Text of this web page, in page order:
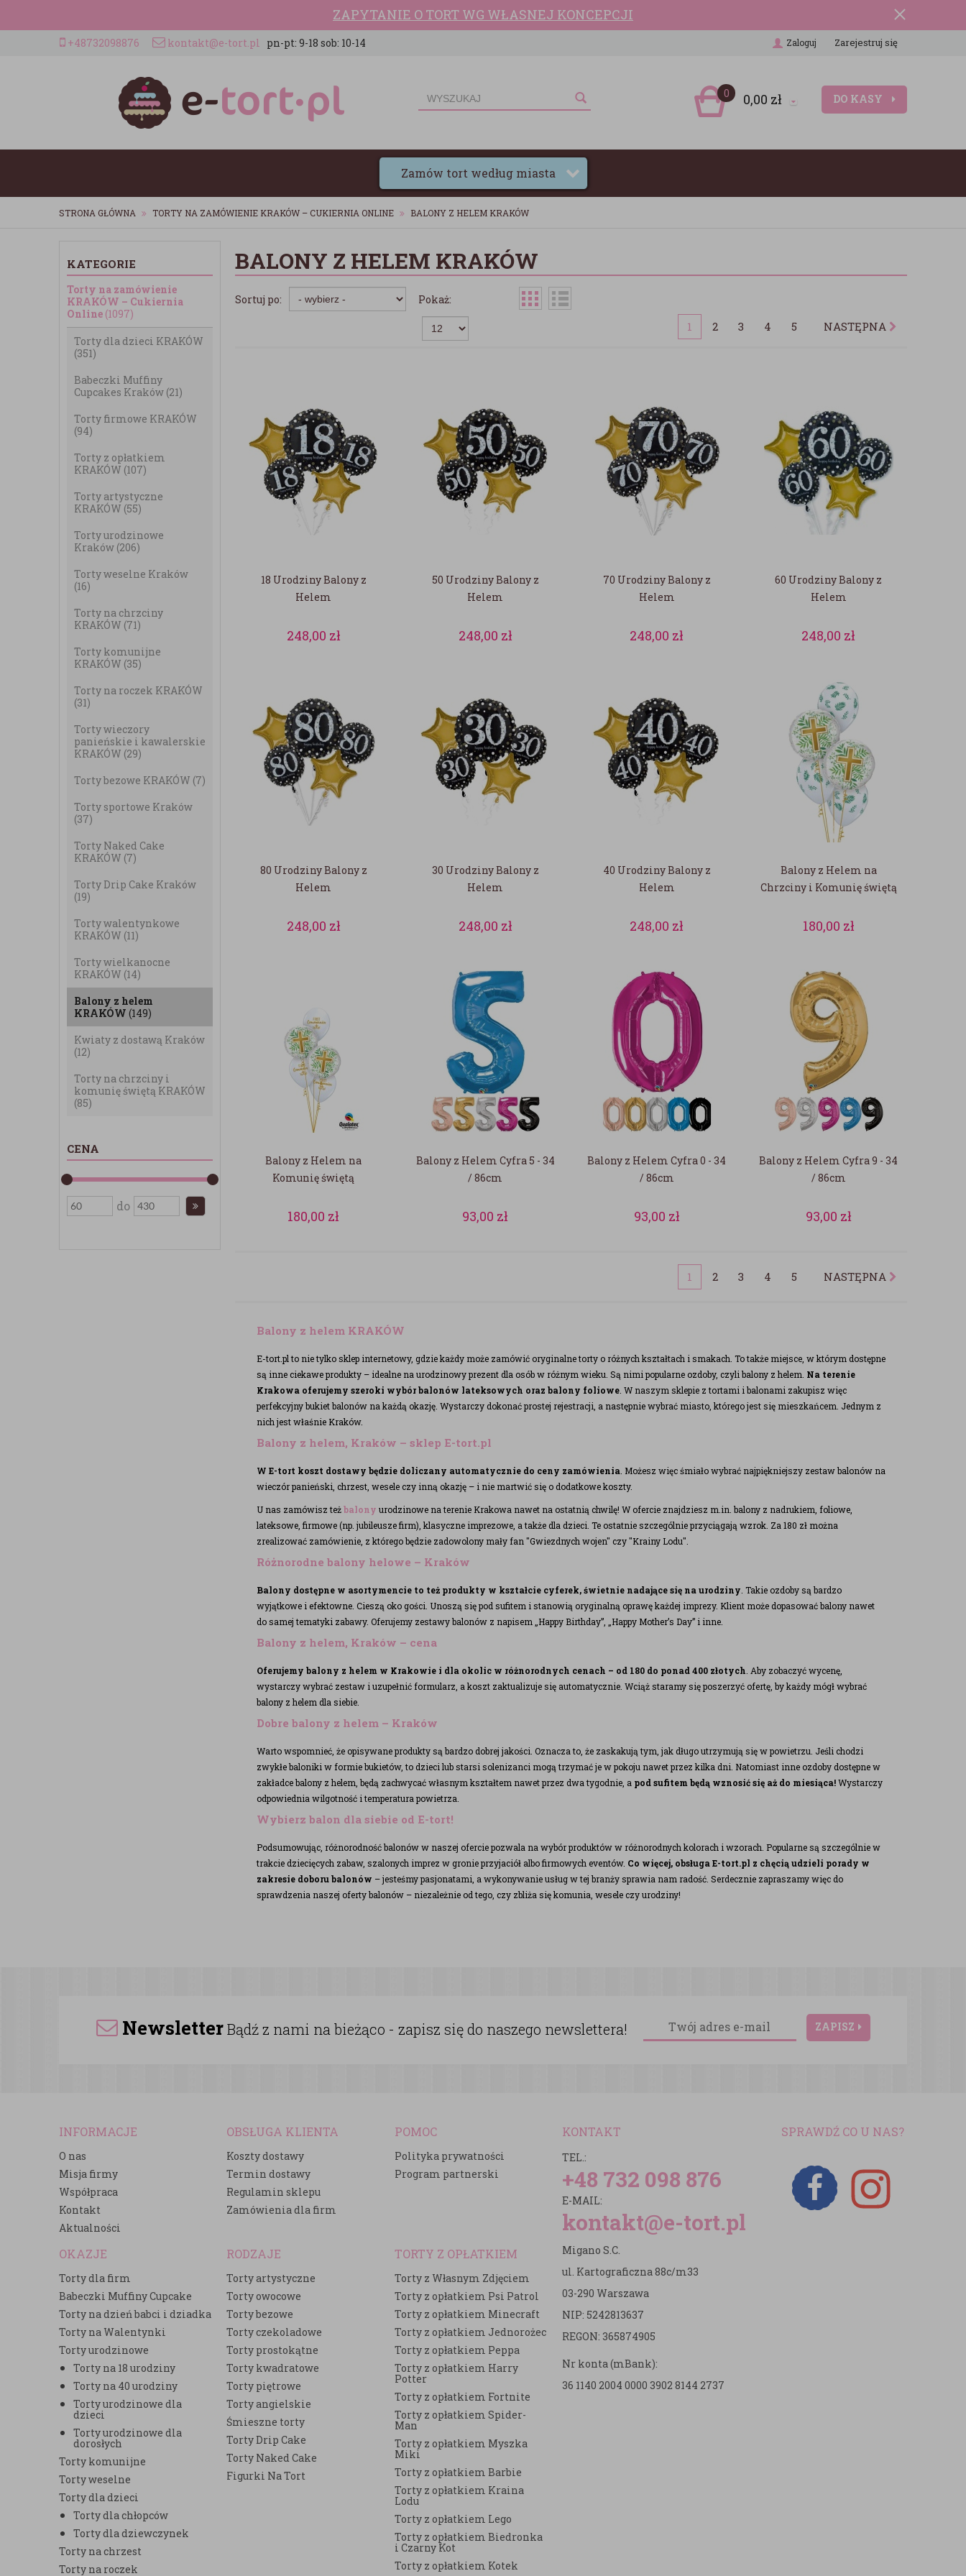
ZAPYTANIE O TORT WG WŁASNEJ KONCEPCJI
+48732098876 kontakt@e-tort.pl pn-pt: 9-18 sob: 10-14 Zaloguj Zarejestruj się
0 0,00 zł DO KASY
Zamów tort według miasta
STRONA GŁÓWNA TORTY NA ZAMÓWIENIE KRAKÓW – CUKIERNIA ONLINE BALONY Z HELEM KRAKÓW
KATEGORIE
Torty na zamówienie
KRAKÓW – Cukiernia
Online (1097)
Torty dla dzieci KRAKÓW
(351)
Babeczki Muffiny
Cupcakes Kraków (21)
Torty firmowe KRAKÓW
(94)
Torty z opłatkiem
KRAKÓW (107)
Torty artystyczne
KRAKÓW (55)
Torty urodzinowe
Kraków (206)
Torty weselne Kraków
(16)
Torty na chrzciny
KRAKÓW (71)
Torty komunijne
KRAKÓW (35)
Torty na roczek KRAKÓW
(31)
Torty wieczory
panieńskie i kawalerskie
KRAKÓW (29)
Torty bezowe KRAKÓW (7)
Torty sportowe Kraków
(37)
Torty Naked Cake
KRAKÓW (7)
Torty Drip Cake Kraków
(19)
Torty walentynkowe
KRAKÓW (11)
Torty wielkanocne
KRAKÓW (14)
Balony z helem
KRAKÓW (149)
Kwiaty z dostawą Kraków
(12)
Torty na chrzciny i
komunię świętą KRAKÓW
(85)
CENA
do
BALONY Z HELEM KRAKÓW
Sortuj po: Pokaż:
1 2 3 4 5 NASTĘPNA
18 Urodziny Balony z
Helem
248,00 zł
50 Urodziny Balony z
Helem
248,00 zł
70 Urodziny Balony z
Helem
248,00 zł
60 Urodziny Balony z
Helem
248,00 zł
80 Urodziny Balony z
Helem
248,00 zł
30 Urodziny Balony z
Helem
248,00 zł
40 Urodziny Balony z
Helem
248,00 zł
Balony z Helem na
Chrzciny i Komunię świętą
180,00 zł
Balony z Helem na
Komunię świętą
180,00 zł
Balony z Helem Cyfra 5 - 34
/ 86cm
93,00 zł
Balony z Helem Cyfra 0 - 34
/ 86cm
93,00 zł
Balony z Helem Cyfra 9 - 34
/ 86cm
93,00 zł
1 2 3 4 5 NASTĘPNA
Balony z helem KRAKÓW
E-tort.pl to nie tylko sklep internetowy, gdzie każdy może zamówić oryginalne torty o różnych kształtach i smakach. To także miejsce, w którym dostępne
są inne ciekawe produkty – idealne na urodzinowy prezent dla osób w różnym wieku. Są nimi popularne ozdoby, czyli balony z helem. Na terenie
Krakowa oferujemy szeroki wybór balonów lateksowych oraz balony foliowe. W naszym sklepie z tortami i balonami zakupisz więc
perfekcyjny bukiet balonów na każdą okazję. Wystarczy dokonać prostej rejestracji, a następnie wybrać miasto, którego jest się mieszkańcem. Jednym z
nich jest właśnie Kraków.
Balony z helem, Kraków – sklep E-tort.pl
W E-tort koszt dostawy będzie doliczany automatycznie do ceny zamówienia . Możesz więc śmiało wybrać najpiękniejszy zestaw balonów na
wieczór panieński, chrzest, wesele czy inną okazję – i nie martwić się o dodatkowe koszty.
U nas zamówisz teżbalony urodzinowe na terenie Krakowa nawet na ostatnią chwilę! W ofercie znajdziesz m.in. balony z nadrukiem, foliowe,
lateksowe, firmowe (np. jubileusze firm), klasyczne imprezowe, a także dla dzieci. Te ostatnie szczególnie przyciągają wzrok. Za 180 zł można
zrealizować zamówienie, z którego będzie zadowolony mały fan "Gwiezdnych wojen" czy "Krainy Lodu".
Różnorodne balony helowe – Kraków
Balony dostępne w asortymencie to też produkty w kształcie cyferek, świetnie nadające się na urodziny . Takie ozdoby są bardzo
wyjątkowe i efektowne. Cieszą oko gości. Unoszą się pod sufitem i stanowią oryginalną oprawę każdej imprezy. Klient może dopasować balony nawet
do samej tematyki zabawy. Oferujemy zestawy balonów z napisem „Happy Birthday”, „Happy Mother’s Day” i inne.
Balony z helem, Kraków – cena
Oferujemy balony z helem w Krakowie i dla okolic w różnorodnych cenach – od 180 do ponad 400 złotych . Aby zobaczyć wycenę,
wystarczy wybrać zestaw i uzupełnić formularz, a koszt zaktualizuje się automatycznie. Wciąż staramy się poszerzyć ofertę, by każdy mógł wybrać
balony z helem dla siebie.
Dobre balony z helem – Kraków
Warto wspomnieć, że opisywane produkty są bardzo dobrej jakości. Oznacza to, że zaskakują tym, jak długo utrzymują się w powietrzu. Jeśli chodzi
zwykłe baloniki w formie bukietów, to dzieci lub starsi solenizanci mogą trzymać je w pokoju nawet przez kilka dni. Natomiast inne ozdoby dostępne w
zakładce balony z helem, będą zachwycać własnym kształtem nawet przez dwa tygodnie, a pod sufitem będą wznosić się aż do miesiąca!Wystarczy
odpowiednia wilgotność i temperatura powietrza.
Wybierz balon dla siebie od E-tort!
Podsumowując, różnorodność balonów w naszej ofercie pozwala na wybór produktów w różnorodnych kolorach i wzorach. Popularne są szczególnie w
trakcie dziecięcych zabaw, szalonych imprez w gronie przyjaciół albo firmowych eventów. Co więcej, obsługa E-tort.pl z chęcią udzieli porady w
zakresie doboru balonów – jesteśmy pasjonatami, a wykonywanie usług w tej branży sprawia nam radość. Serdecznie zapraszamy więc do
sprawdzenia naszej oferty balonów – niezależnie od tego, czy zbliża się komunia, wesele czy urodziny!
NewsletterBądź z nami na bieżąco - zapisz się do naszego newslettera! ZAPISZ
INFORMACJE
O nas
Misja firmy
Współpraca
Kontakt
Aktualności
OBSŁUGA KLIENTA
Koszty dostawy
Termin dostawy
Regulamin sklepu
Zamówienia dla firm
POMOC
Polityka prywatności
Program partnerski
OKAZJE
Torty dla firm
Babeczki Muffiny Cupcake
Torty na dzień babci i dziadka
Torty na Walentynki
Torty urodzinowe
Torty na 18 urodziny
Torty na 40 urodziny
Torty urodzinowe dla
dzieci
Torty urodzinowe dla
dorosłych
Torty komunijne
Torty weselne
Torty dla dzieci
Torty dla chłopców
Torty dla dziewczynek
Torty na chrzest
Torty na roczek
RODZAJE
Torty artystyczne
Torty owocowe
Torty bezowe
Torty czekoladowe
Torty prostokątne
Torty kwadratowe
Torty piętrowe
Torty angielskie
Śmieszne torty
Torty Drip Cake
Torty Naked Cake
Figurki Na Tort
TORTY Z OPŁATKIEM
Torty z Własnym Zdjęciem
Torty z opłatkiem Psi Patrol
Torty z opłatkiem Minecraft
Torty z opłatkiem Jednorożec
Torty z opłatkiem Peppa
Torty z opłatkiem Harry
Potter
Torty z opłatkiem Fortnite
Torty z opłatkiem Spider-
Man
Torty z opłatkiem Myszka
Miki
Torty z opłatkiem Barbie
Torty z opłatkiem Kraina
Lodu
Torty z opłatkiem Lego
Torty z opłatkiem Biedronka
i Czarny Kot
Torty z opłatkiem Kotek
KONTAKT
TEL.:
+48 732 098 876
E-MAIL:
kontakt@e-tort.pl
Migano S.C.
ul. Kartograficzna 88c/m33
03-290 Warszawa
NIP: 5242813637
REGON: 365874905
Nr konta (mBank):
36 1140 2004 0000 3902 8144 2737
SPRAWDŹ CO U NAS?